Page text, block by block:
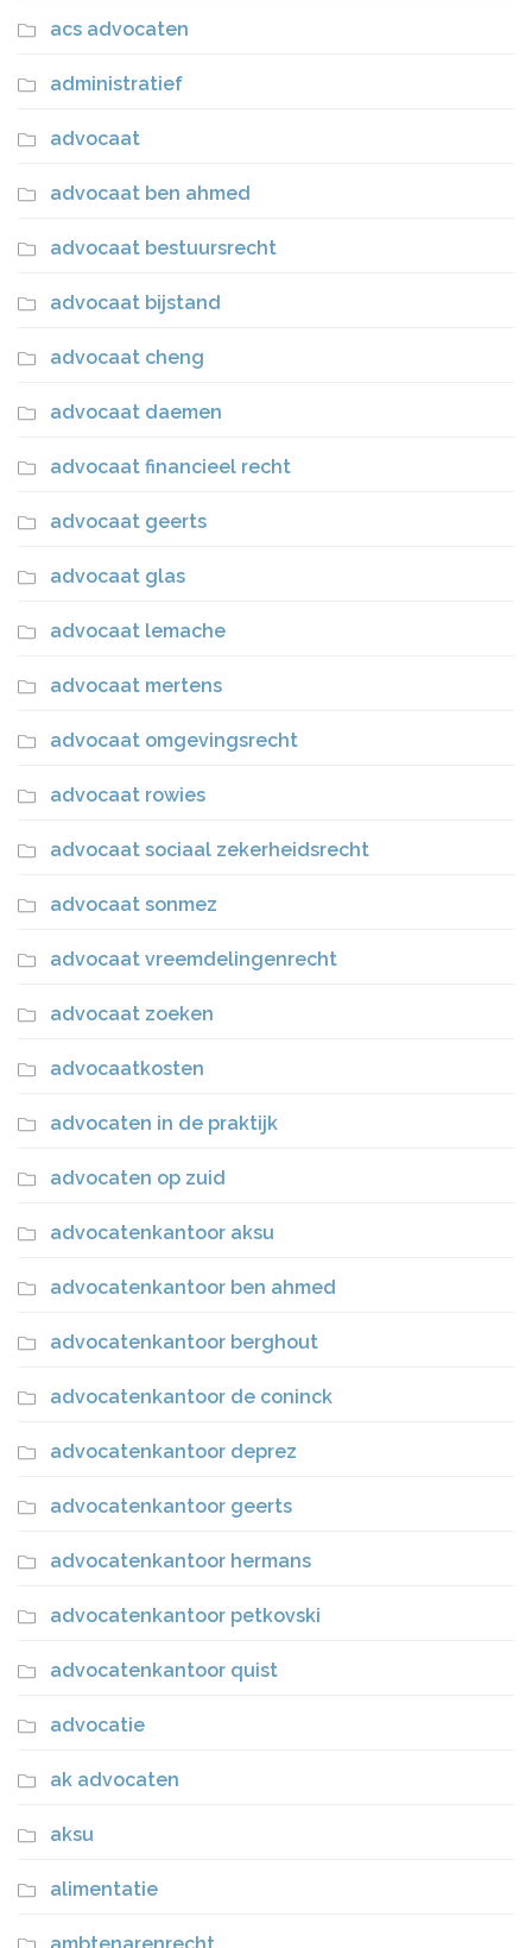
acs advocaten
administratief
advocaat
advocaat ben ahmed
advocaat bestuursrecht
advocaat bijstand
advocaat cheng
advocaat daemen
advocaat financieel recht
advocaat geerts
advocaat glas
advocaat lemache
advocaat mertens
advocaat omgevingsrecht
advocaat rowies
advocaat sociaal zekerheidsrecht
advocaat sonmez
advocaat vreemdelingenrecht
advocaat zoeken
advocaatkosten
advocaten in de praktijk
advocaten op zuid
advocatenkantoor aksu
advocatenkantoor ben ahmed
advocatenkantoor berghout
advocatenkantoor de coninck
advocatenkantoor deprez
advocatenkantoor geerts
advocatenkantoor hermans
advocatenkantoor petkovski
advocatenkantoor quist
advocatie
ak advocaten
aksu
alimentatie